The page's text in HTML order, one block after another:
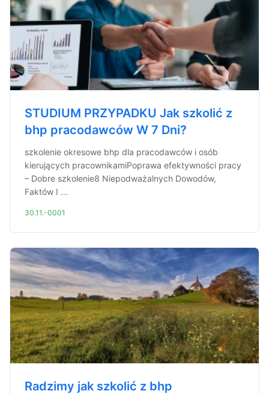
STUDIUM PRZYPADKU Jak szkolić z
bhp pracodawców W 7 Dni?
szkolenie okresowe bhp dla pracodawców i osób
kierujących pracownikamiPoprawa efektywności pracy
– Dobre szkolenie8 Niepodważalnych Dowodów,
Faktów I ...
30.11.-0001
Radzimy jak szkolić z bhp